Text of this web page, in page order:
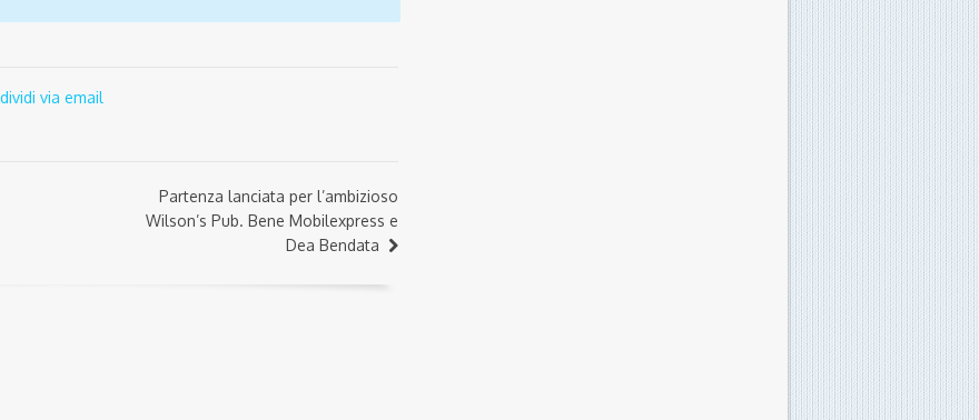
via email
Partenza lanciata per l’ambizioso
Wilson’s Pub. Bene Mobilexpress e
Dea Bendata